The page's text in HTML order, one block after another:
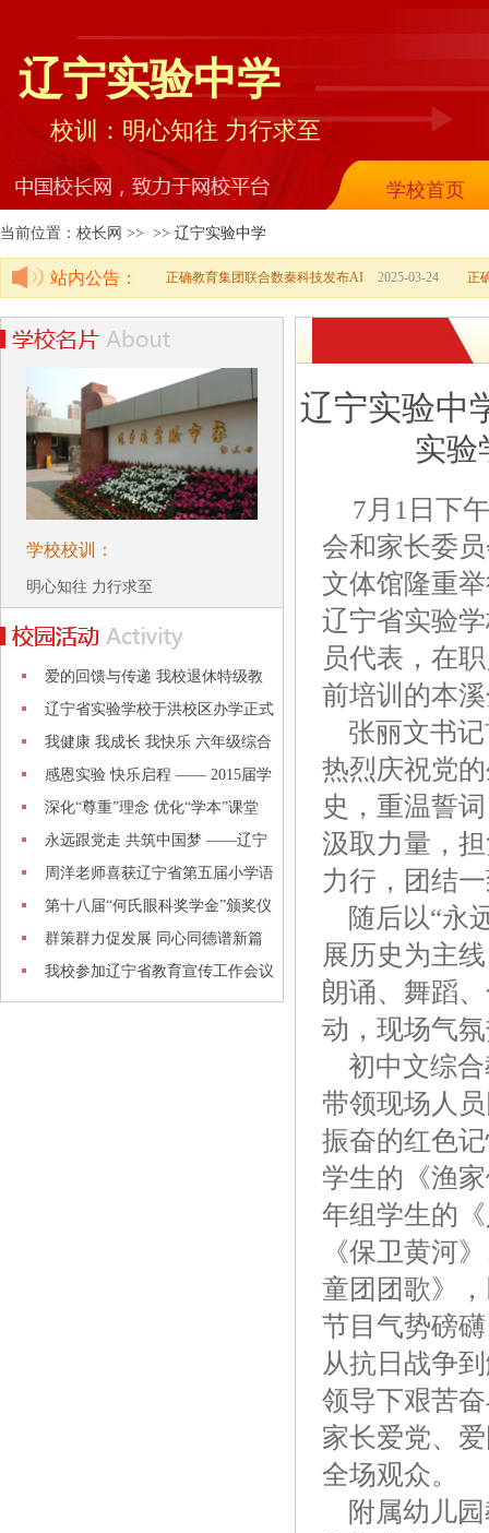
辽宁实验中学
校训：明心知往 力行求至
学校首页
当前位置：校长网 >> >> 辽宁实验中学
站内公告： 2025-03-24
正确教育集团联合数秦科技发布AI 正
学校校训：
明心知往 力行求至
爱的回馈与传递 我校退休特级教
师杨福
辽宁省实验学校于洪校区办学正式
启动
我健康 我成长 我快乐 六年级综合
素质
感恩实验 快乐启程 —— 2015届学
生毕
深化“尊重”理念 优化“学本”课堂
永远跟党走 共筑中国梦 ——辽宁
省实
周洋老师喜获辽宁省第五届小学语
文教
第十八届“何氏眼科奖学金”颁奖仪
式
群策群力促发展 同心同德谱新篇
我校参加辽宁省教育宣传工作会议
辽宁实验中
实验
7月1日下
会和家长委
文体馆隆重
辽宁省实验
员代表，在
前培训的本
张丽文书记
热烈庆祝党
史，重温誓
汲取力量，
力行，团结
随后以“永
展历史为主
朗诵、舞蹈
动，现场气
初中文综合
带领现场人
振奋的红色
学生的《渔
年组学生的
《保卫黄河
童团团歌》
节目气势磅
从抗日战争
领导下艰苦
家长爱党、
全场观众。
附属幼儿园